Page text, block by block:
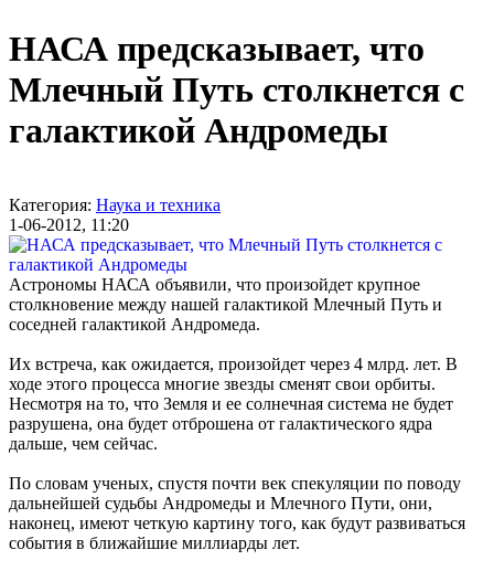
НАСА предсказывает, что
Млечный Путь столкнется с
галактикой Андромеды
Категория: Наука и техника
1-06-2012, 11:20
Астрономы НАСА объявили, что произойдет крупное
столкновение между нашей галактикой Млечный Путь и
соседней галактикой Андромеда.
Их встреча, как ожидается, произойдет через 4 млрд. лет. В
ходе этого процесса многие звезды сменят свои орбиты.
Несмотря на то, что Земля и ее солнечная система не будет
разрушена, она будет отброшена от галактического ядра
дальше, чем сейчас.
По словам ученых, спустя почти век спекуляции по поводу
дальнейшей судьбы Андромеды и Млечного Пути, они,
наконец, имеют четкую картину того, как будут развиваться
события в ближайшие миллиарды лет.